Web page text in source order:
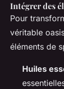
Intégrer des
Pour
véritable
éléments de
Huiles